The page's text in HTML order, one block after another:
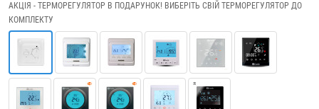
АКЦІЯ - ТЕРМОРЕГУЛЯТОР В ПОДАРУНОК! ВИБЕРІТЬ СВІЙ ТЕРМОРЕГУЛЯТОР ДО
КОМПЛЕКТУ